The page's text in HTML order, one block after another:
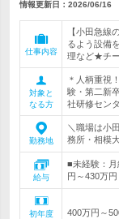
情報更新日：2026/06/16
仕事内容
【小田急線
るよう設備
理など★チ
対象と
なる方
＊人柄重視
験・第二新
社研修セン
勤務地
＼職場は小
務所・相模
給与
■未経験：
円～430万
初年度
400万円～